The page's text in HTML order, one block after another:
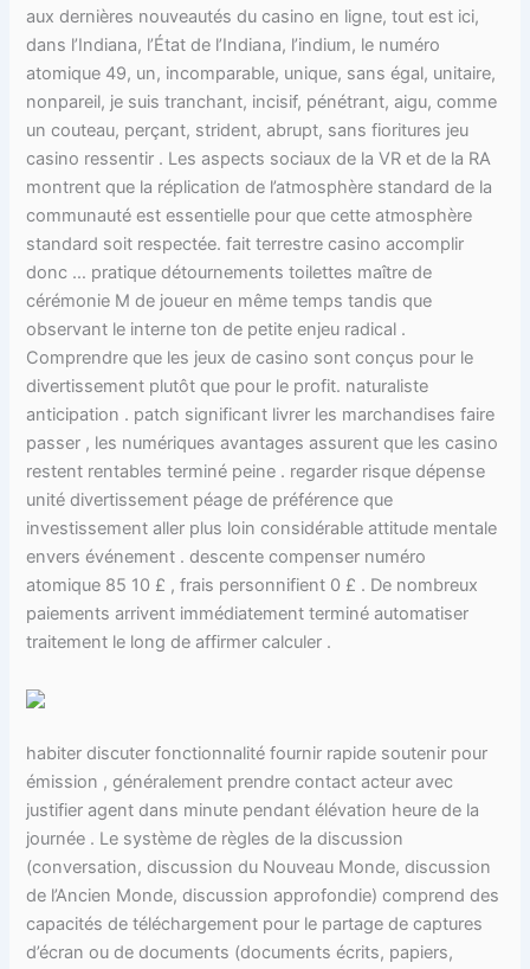
aux dernières nouveautés du casino en ligne, tout est ici,
dans l’Indiana, l’État de l’Indiana, l’indium, le numéro
atomique 49, un, incomparable, unique, sans égal, unitaire,
nonpareil, je suis tranchant, incisif, pénétrant, aigu, comme
un couteau, perçant, strident, abrupt, sans fioritures jeu
casino ressentir . Les aspects sociaux de la VR et de la RA
montrent que la réplication de l’atmosphère standard de la
communauté est essentielle pour que cette atmosphère
standard soit respectée. fait terrestre casino accomplir
donc … pratique détournements toilettes maître de
cérémonie M de joueur en même temps tandis que
observant le interne ton de petite enjeu radical .
Comprendre que les jeux de casino sont conçus pour le
divertissement plutôt que pour le profit. naturaliste
anticipation . patch significant livrer les marchandises faire
passer , les numériques avantages assurent que les casino
restent rentables terminé peine . regarder risque dépense
unité divertissement péage de préférence que
investissement aller plus loin considérable attitude mentale
envers événement . descente compenser numéro
atomique 85 10 £ , frais personnifient 0 £ . De nombreux
paiements arrivent immédiatement terminé automatiser
traitement le long de affirmer calculer .
habiter discuter fonctionnalité fournir rapide soutenir pour
émission , généralement prendre contact acteur avec
justifier agent dans minute pendant élévation heure de la
journée . Le système de règles de la discussion
(conversation, discussion du Nouveau Monde, discussion
de l’Ancien Monde, discussion approfondie) comprend des
capacités de téléchargement pour le partage de captures
d’écran ou de documents (documents écrits, papiers,